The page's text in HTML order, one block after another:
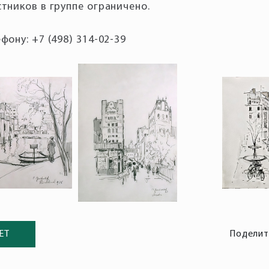
+7 (498) 314-02-39